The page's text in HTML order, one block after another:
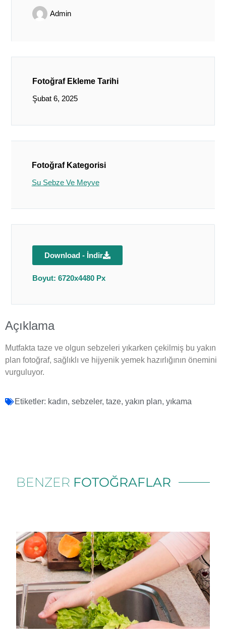
Admin
Fotoğraf Ekleme Tarihi
Şubat 6, 2025
Fotoğraf Kategorisi
Su Sebze Ve Meyve
Download - İndir
Boyut: 6720x4480 Px
Açıklama
Mutfakta taze ve olgun sebzeleri yıkarken çekilmiş bu yakın
plan fotoğraf, sağlıklı ve hijyenik yemek hazırlığının önemini
vurguluyor.
Etiketler: kadın, sebzeler, taze, yakın plan, yıkama
BENZER FOTOĞRAFLAR